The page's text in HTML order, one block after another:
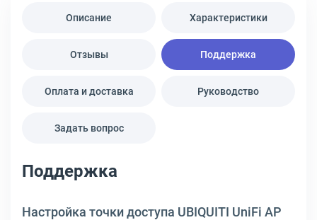
Описание Характеристики
Отзывы Поддержка
Оплата и доставка Руководство
Задать вопрос
Поддержка
Настройка точки доступа UBIQUITI UniFi AP